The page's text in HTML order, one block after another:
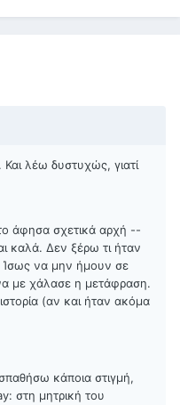
λέω δυστυχώς, γιατί
άφησα σχετικά αρχή --
καλά. Δεν ξέρω τι ήταν
Ίσως να μην ήμουν σε
με χάλασε η μετάφραση.
(αν και ήταν ακόμα
κάποια στιγμή,
στη μητρική του